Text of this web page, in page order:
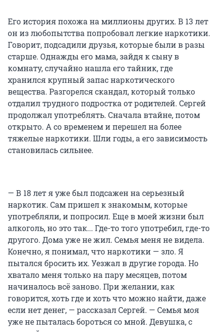
Его история похожа на миллионы других. В 13 лет
он из любопытства попробовал легкие наркотики.
Говорит, подсадили друзья, которые были в разы
старше. Однажды его мама, зайдя к сыну в
комнату, случайно нашла его тайник, где
хранился крупный запас наркотического
вещества. Разгорелся скандал, который только
отдалил трудного подростка от родителей. Сергей
продолжал употреблять. Сначала втайне, потом
открыто. А со временем и перешел на более
тяжелые наркотики. Шли годы, а его зависимость
становилась сильнее.
— В 18 лет я уже был подсажен на серьезный
наркотик. Сам пришел к знакомым, которые
употребляли, и попросил. Еще в моей жизни был
алкоголь, но это так... Где-то того употребил, где-то
другого. Дома уже не жил. Семья меня не видела.
Конечно, я понимал, что наркотики — зло. Я
пытался бросить их. Уезжал в другие города. Но
хватало меня только на пару месяцев, потом
начиналось всё заново. При желании, как
говорится, хоть где и хоть что можно найти, даже
если нет денег, — рассказал Сергей. — Семья моя
уже не пыталась бороться со мной. Девушка, с